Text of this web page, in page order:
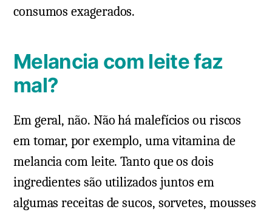
consumos exagerados.
Melancia com leite faz
mal?
Em geral, não. Não há malefícios ou riscos
em tomar, por exemplo, uma vitamina de
melancia com leite. Tanto que os dois
ingredientes são utilizados juntos em
algumas receitas de sucos, sorvetes, mousses